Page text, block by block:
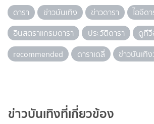
ดารา ข่าวบันเทิง ข่าวดารา
ไอจีด
อินสตราแกรมดารา
ประวัติดารา
ดูที
recommended
ดาราเดลี่ ข่าวบันเทิ
ข่าวบันเทิงที่เกี่ยวข้อง